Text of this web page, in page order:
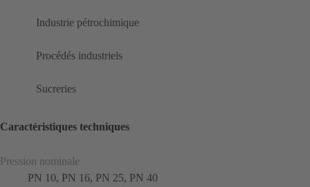
Industrie pétrochimique
Procédés industriels
Sucreries
Caractéristiques techniques
Pression nominale
PN 10, PN 16, PN 25, PN 40